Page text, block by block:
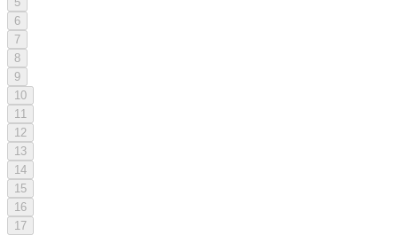
6
7
8
9
10
11
12
13
14
15
16
17